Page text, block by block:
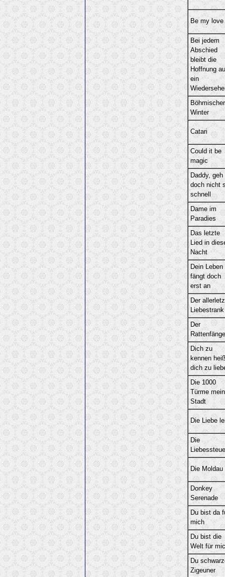
Be my love
Bei jedem
Abschied
bleibt die
Hoffnung
ein
Böhmischer
Winter
Catari
Could it be
magic
Daddy, geh
doch nicht
schnell
Dame im
Paradies
Das letzte
Lied in
Nacht
Dein Leben
fängt doch
erst an
Der
Liebestrank
Der
Dich zu
kennen
dich zu
Die 1000
Türme
Stadt
Die Liebe
Die
Die Moldau
Donkey
Serenade
Du bist da
mich
Du bist die
Welt für
Du
Zigeuner